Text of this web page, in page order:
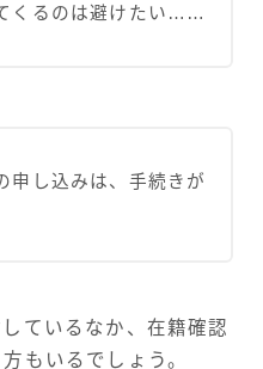
くるのは避けたい……
申し込みは、手続きが
ているなか、在籍確認
もいるでしょう。